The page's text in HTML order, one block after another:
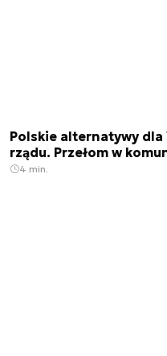
Polskie alternatywy
rządu. Przełom w
4 min.